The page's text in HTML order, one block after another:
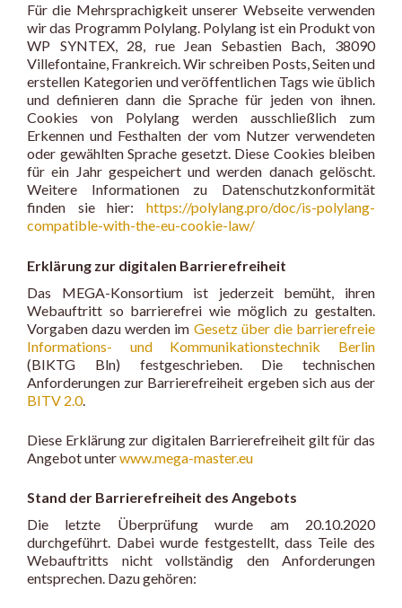
Für die Mehrsprachigkeit unserer Webseite verwenden
wir das Programm Polylang. Polylang ist ein Produkt von
WP SYNTEX, 28, rue Jean Sebastien Bach, 38090
Villefontaine, Frankreich. Wir schreiben Posts, Seiten und
erstellen Kategorien und veröffentlichen Tags wie üblich
und definieren dann die Sprache für jeden von ihnen.
Cookies von Polylang werden ausschließlich zum
Erkennen und Festhalten der vom Nutzer verwendeten
oder gewählten Sprache gesetzt. Diese Cookies bleiben
für ein Jahr gespeichert und werden danach gelöscht.
Weitere Informationen zu Datenschutzkonformität
finden sie hier: https://polylang.pro/doc/is-polylang-
compatible-with-the-eu-cookie-law/
Erklärung zur digitalen Barrierefreiheit
Das MEGA-Konsortium ist jederzeit bemüht, ihren
Webauftritt so barrierefrei wie möglich zu gestalten.
Vorgaben dazu werden im Gesetz über die barrierefreie
Informations- und Kommunikationstechnik Berlin
(BIKTG Bln) festgeschrieben. Die technischen
Anforderungen zur Barrierefreiheit ergeben sich aus der
BITV 2.0.
Diese Erklärung zur digitalen Barrierefreiheit gilt für das
Angebot unterwww.mega-master.eu
Stand der Barrierefreiheit des Angebots
Die letzte Überprüfung wurde am 20.10.2020
durchgeführt. Dabei wurde festgestellt, dass Teile des
Webauftritts nicht vollständig den Anforderungen
entsprechen. Dazu gehören: